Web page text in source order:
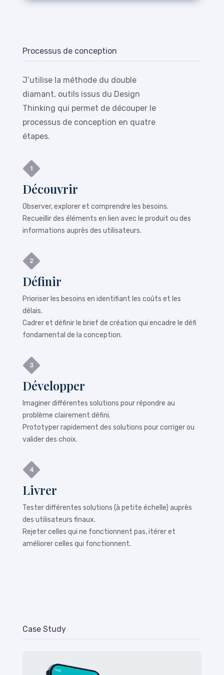
Processus de conception
J’utilise la méthode du double
diamant, outils issus du Design
Thinking qui permet de découper le
processus de conception en quatre
étapes.
Découvrir
Observer, explorer et comprendre les besoins.
Recueillir des éléments en lien avec le produit ou des
informations auprès des utilisateurs.
Définir
Prioriser les besoins en identifiant les coûts et les
délais.
Cadrer et définir le brief de création qui encadre le défi
fondamental de la conception.
Développer
Imaginer différentes solutions pour répondre au
problème clairement défini.
Prototyper rapidement des solutions pour corriger ou
valider des choix.
Livrer
Tester différentes solutions (à petite échelle) auprès
des utilisateurs finaux.
Rejeter celles qui ne fonctionnent pas, itérer et
améliorer celles qui fonctionnent.
Case Study